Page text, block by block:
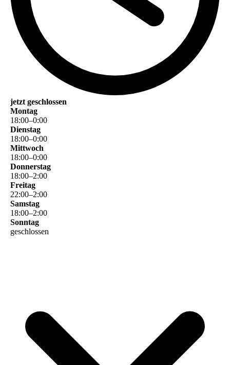
jetzt geschlossen
Montag
18:00–0:00
Dienstag
18:00–0:00
Mittwoch
18:00–0:00
Donnerstag
18:00–2:00
Freitag
22:00–2:00
Samstag
18:00–2:00
Sonntag
geschlossen